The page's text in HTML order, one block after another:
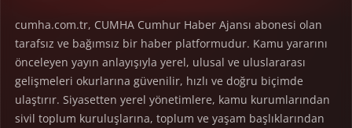
cumha.com.tr, CUMHA Cumhur Haber Ajansı abonesi olan
tarafsız ve bağımsız bir haber platformudur. Kamu yararını
önceleyen yayın anlayışıyla yerel, ulusal ve uluslararası
gelişmeleri okurlarına güvenilir, hızlı ve doğru biçimde
ulaştırır. Siyasetten yerel yönetimlere, kamu kurumlarından
sivil toplum kuruluşlarına, toplum ve yaşam başlıklarından